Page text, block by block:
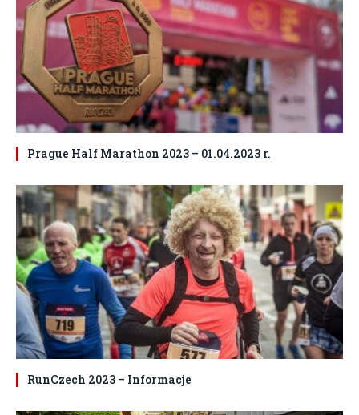
Prague Half Marathon 2023 – 01.04.2023 r.
RunCzech 2023 – Informacje